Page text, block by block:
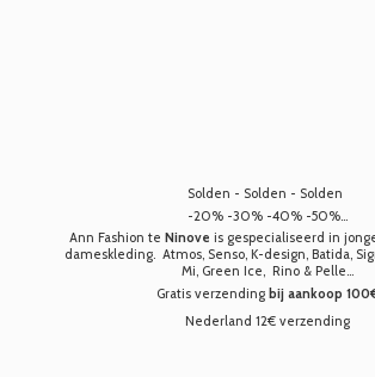
Solden - Solden - Solden
-20% -30% -40% -50%...
Ann Fashion te Ninove is gespecialiseerd in
dameskleding. Atmos, Senso, K-design, Batida,
Mi, Green Ice, Rino & Pelle...
Gratis verzending bij aankoop
Nederland 12€ verzending